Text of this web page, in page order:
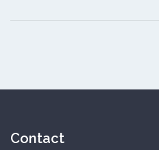
Contact